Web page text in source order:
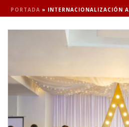
PORTADA » INTERNACIONALIZACIÓN